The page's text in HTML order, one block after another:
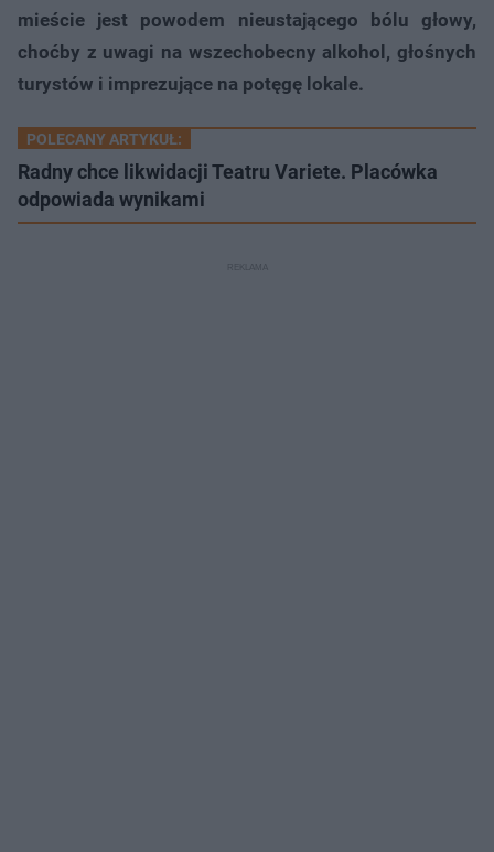
mieście jest powodem nieustającego bólu głowy,
choćby z uwagi na wszechobecny alkohol, głośnych
turystów i imprezujące na potęgę lokale.
POLECANY ARTYKUŁ:
Radny chce likwidacji Teatru Variete. Placówka
odpowiada wynikami